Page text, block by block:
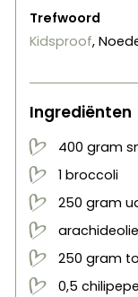
Trefwoord
Kidsproof,
Ingrediënten
400 gram
1 broccoli
250 gram
arachideolie
250 gram
0,5